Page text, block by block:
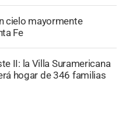
cielo mayormente
Fe
II: la Villa Suramericana
hogar de 346 familias